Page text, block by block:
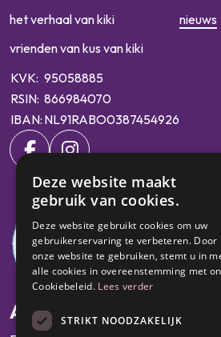
nieuws
het verhaal van kiki
vrienden van kus van kiki
KVK: 95058885
RSIN: 866984070
IBAN: NL91RABO0387454926
Abonneer op onze
Deze website maakt
gebruik van cookies.
Deze website gebruikt cookies om uw
gebruikerservaring te verbeteren. Door
onze website te gebruiken, stemt u in
alle cookies in overeenstemming met
Cookiebeleid. Lees verder
STRIKT NOODZAKELIJK